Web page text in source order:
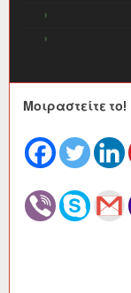
Μοιραστείτε το!